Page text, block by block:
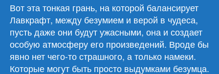
Вот эта тонкая грань, на которой балансирует
Лавкрафт, между безумием и верой в чудеса,
пусть даже они будут ужасными, она и создает
особую атмосферу его произведений. Вроде бы
явно нет чего-то страшного, а только намеки.
Которые могут быть просто выдумками безумца.